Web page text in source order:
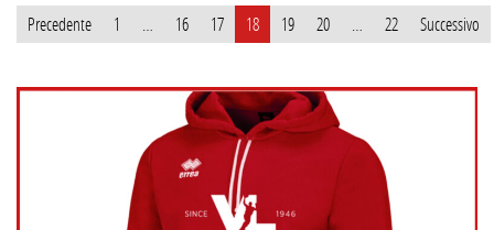
Paginazione
degli
articoli
Precedente 1 16 17 18 19 20 22 Successivo